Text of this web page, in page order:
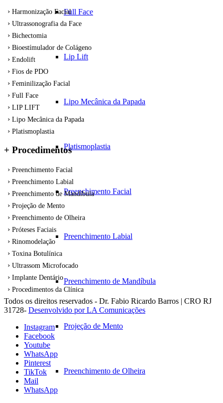
Full Face
Lip Lift
Lipo Mecânica da Papada
Platismoplastia
Preenchimento Facial
Preenchimento Labial
Preenchimento de Mandíbula
Projeção de Mento
Preenchimento de Olheira
Harmonização Facial
Ultrassonografia da Face
Bichectomia
Bioestímulador de Colágeno
Endolift
Fios de PDO
Feminilização Facial
Full Face
LIP LIFT
Lipo Mecânica da Papada
Platismoplastia
+ Procedimentos
Preenchimento Facial
Preenchimento Labial
Preenchimento de Mandíbula
Projeção de Mento
Preenchimento de Olheira
Próteses Faciais
Rinomodelação
Toxina Botulínica
Ultrassom Microfocado
Implante Dentário
Procedimentos da Clínica
Todos os direitos reservados - Dr. Fabio Ricardo Barros | CRO RJ
31728- Desenvolvido por LA Comunicações
Instagram
Facebook
Youtube
WhatsApp
Pinterest
TikTok
Mail
WhatsApp